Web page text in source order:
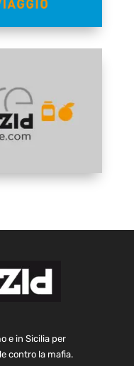
e in Sicilia per
contro la mafia.